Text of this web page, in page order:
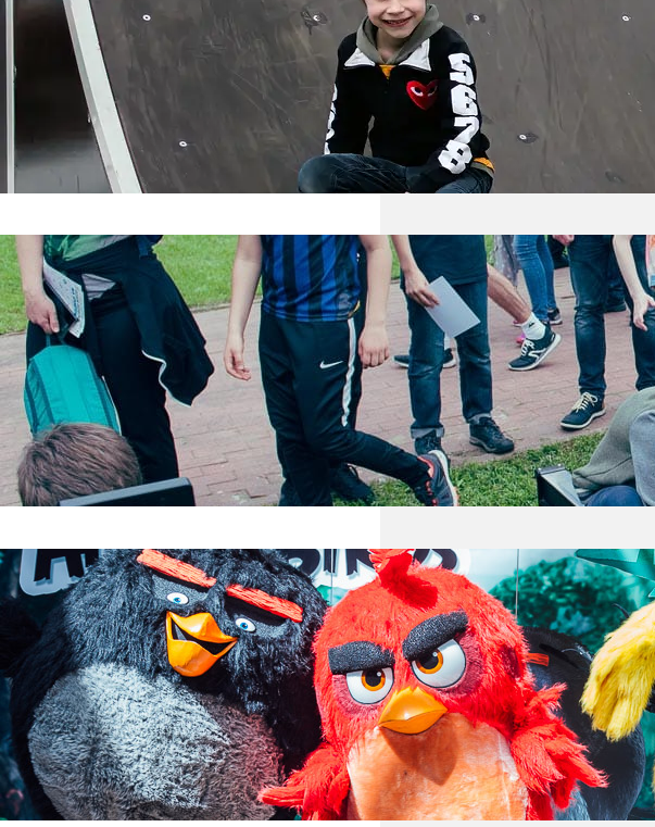
Szukasz prezentu na
zarówno zachęci do
pewność, że Twój
ona zarówno wiele
Dzień Dziecka na
Dzień Dziecka przy
Impreza była
Business Centre.
podszewki. Wraz z
sportowych m.in.
ODLOTOWE ANGRY
W sobotę 9 czerwca
cały dzień mogły
rzędu akcja, która
gości Centrum. W
można…